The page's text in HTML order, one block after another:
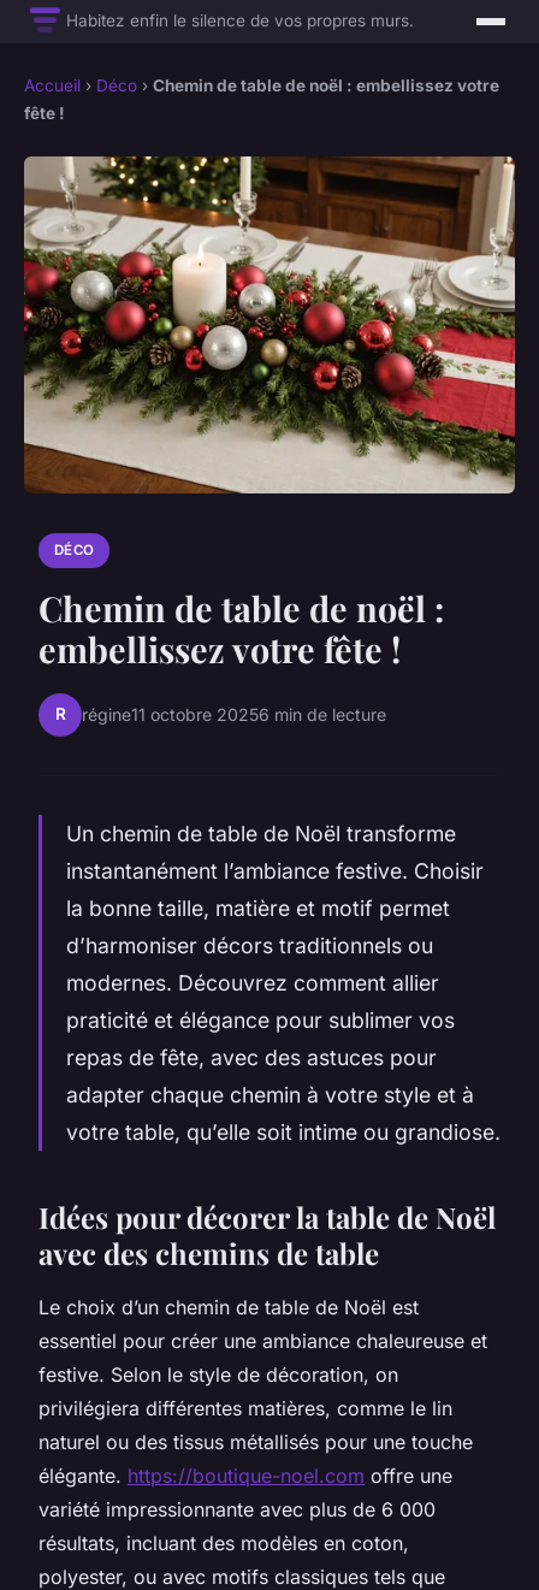
Habitez enfin le silence de vos propres murs.
Accueil › Déco › Chemin de table de noël : embellissez votre
fête !
DÉCO
Chemin de table de noël :
embellissez votre fête !
R régine11 octobre 20256 min de lecture
Un chemin de table de Noël transforme
instantanément l’ambiance festive. Choisir
la bonne taille, matière et motif permet
d’harmoniser décors traditionnels ou
modernes. Découvrez comment allier
praticité et élégance pour sublimer vos
repas de fête, avec des astuces pour
adapter chaque chemin à votre style et à
votre table, qu’elle soit intime ou grandiose.
Idées pour décorer la table de Noël
avec des chemins de table
Le choix d’un chemin de table de Noël est
essentiel pour créer une ambiance chaleureuse et
festive. Selon le style de décoration, on
privilégiera différentes matières, comme le lin
naturel ou des tissus métallisés pour une touche
élégante. https://boutique-noel.com offre une
variété impressionnante avec plus de 6 000
résultats, incluant des modèles en coton,
polyester, ou avec motifs classiques tels que